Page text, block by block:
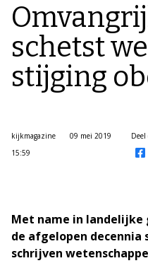
schetst
stijging
kijkmagazine
09 mei 2019
15:59
Met name in
de afgelopen
schrijven